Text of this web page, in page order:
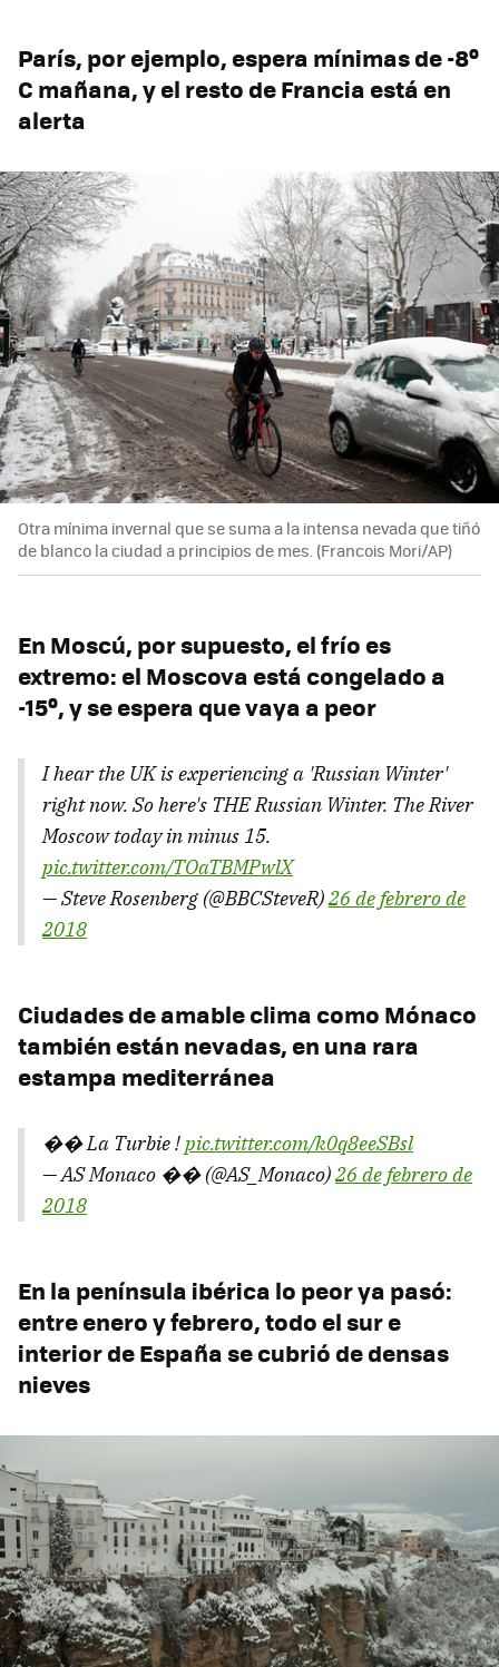
París, por ejemplo, espera mínimas de -8º
C mañana, y el resto de Francia está en
alerta
Otra mínima invernal que se suma a la intensa nevada que tiñó
de blanco la ciudad a principios de mes. (Francois Mori/AP)
En Moscú, por supuesto, el frío es
extremo: el Moscova está congelado a
-15º, y se espera que vaya a peor
I hear the UK is experiencing a 'Russian Winter'
right now. So here's THE Russian Winter. The River
Moscow today in minus 15.
pic.twitter.com/TOaTBMPwlX
— Steve Rosenberg (@BBCSteveR)26 de febrero de
2018
Ciudades de amable clima como Mónaco
también están nevadas, en una rara
estampa mediterránea
�� La Turbie !pic.twitter.com/k0q8eeSBsl
— AS Monaco �� (@AS_Monaco)26 de febrero de
2018
En la península ibérica lo peor ya pasó:
entre enero y febrero, todo el sur e
interior de España se cubrió de densas
nieves